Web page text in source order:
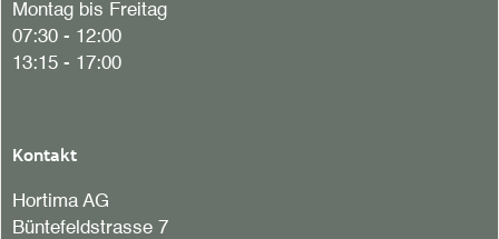
Montag bis Freitag
07:30 - 12:00
13:15 - 17:00
Kontakt
Hortima AG
Büntefeldstrasse 7